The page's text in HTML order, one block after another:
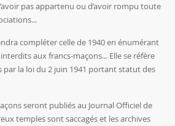
pas appartenu ou d’avoir rompu toute
compléter celle de 1940 en énumérant
aux francs-maçons... Elle se réfère
la loi du 2 juin 1941 portant statut des
seront publiés au Journal Officiel de
temples sont saccagés et les archives